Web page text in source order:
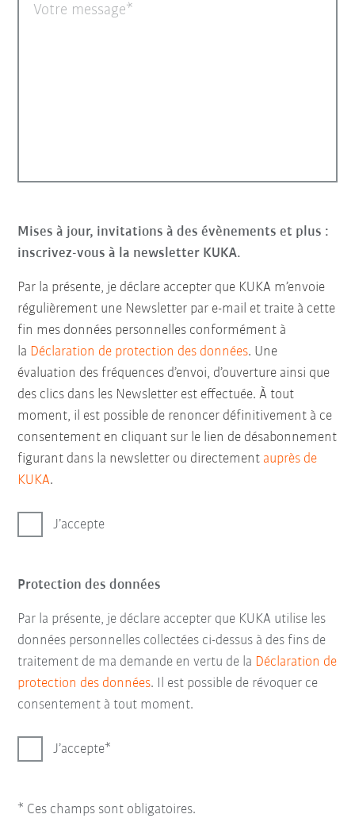
Votre message
Mises à jour, invitations à des évènements et plus :
inscrivez-vous à la newsletter KUKA.
Par la présente, je déclare accepter que KUKA m’envoie
régulièrement une Newsletter par e-mail et traite à cette
fin mes données personnelles conformément à
la Déclaration de protection des données. Une
évaluation des fréquences d’envoi, d’ouverture ainsi que
des clics dans les Newsletter est effectuée. À tout
moment, il est possible de renoncer définitivement à ce
consentement en cliquant sur le lien de désabonnement
figurant dans la newsletter ou directement auprès de
KUKA.
J’accepte
Protection des données
Par la présente, je déclare accepter que KUKA utilise les
données personnelles collectées ci-dessus à des fins de
traitement de ma demande en vertu de la Déclaration de
protection des données. Il est possible de révoquer ce
consentement à tout moment.
J’accepte
* Ces champs sont obligatoires.